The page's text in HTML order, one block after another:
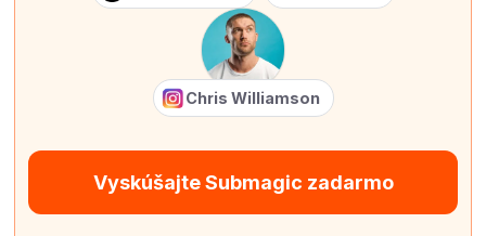
Chris Williamson
Vyskúšajte Submagic zadarmo